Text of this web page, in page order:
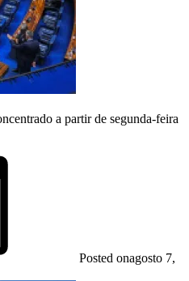
a partir de segunda-feira
Posted onagosto 7,